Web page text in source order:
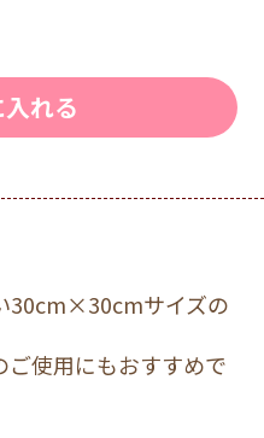
れる
30cm×30cmサイズの
使用にもおすすめで